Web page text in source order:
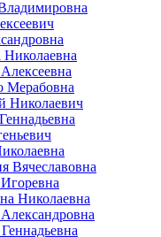
Мерабовна
Николаевич
Вячеславовна
Николаевна